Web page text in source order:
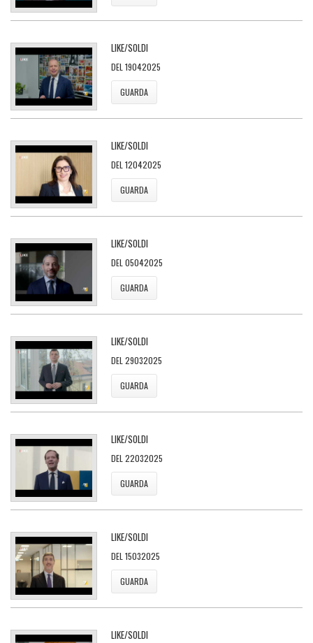
LIKE/SOLDI
DEL 19042025
GUARDA
LIKE/SOLDI
DEL 12042025
GUARDA
LIKE/SOLDI
DEL 05042025
GUARDA
LIKE/SOLDI
DEL 29032025
GUARDA
LIKE/SOLDI
DEL 22032025
GUARDA
LIKE/SOLDI
DEL 15032025
GUARDA
LIKE/SOLDI